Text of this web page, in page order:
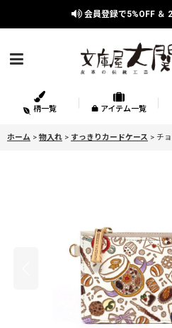
会員登録で5%OFF ＆
柄一覧 アイテム一覧
ホーム > 物入れ > すっきりカードケース > チ